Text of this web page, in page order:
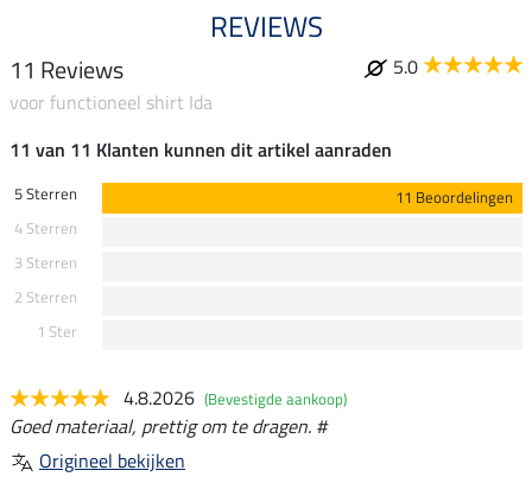
REVIEWS
11 Reviews
5.0
voor functioneel shirt Ida
11 van 11 Klanten kunnen dit artikel aanraden
5 Sterren
11 Beoordelingen
4 Sterren
3 Sterren
2 Sterren
1 Ster
4.8.2026 (Bevestigde aankoop)
Goed materiaal, prettig om te dragen. #
Origineel bekijken